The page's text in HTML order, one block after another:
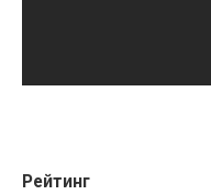
Рейтинг